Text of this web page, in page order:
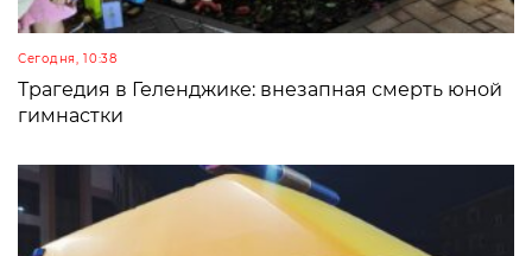
Сегодня, 10:38
Трагедия в Геленджике: внезапная смерть юной
гимнастки